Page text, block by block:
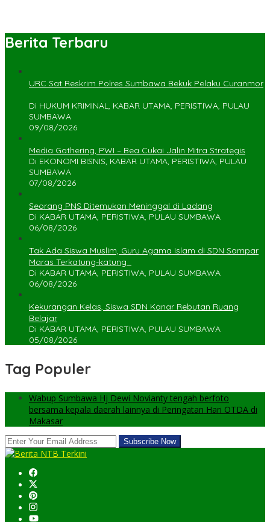
Berita Terbaru
URC Sat Reskrim Polres Sumbawa Bekuk Pelaku Curanmor
Di HUKUM KRIMINAL, KABAR UTAMA, PERISTIWA, PULAU
SUMBAWA
09/08/2026
Media Gathering, PWI – Bea Cukai Jalin Mitra Strategis
Di EKONOMI BISNIS, KABAR UTAMA, PERISTIWA, PULAU
SUMBAWA
07/08/2026
Seorang PNS Ditemukan Meninggal di Ladang
Di KABAR UTAMA, PERISTIWA, PULAU SUMBAWA
06/08/2026
Tak Ada Siswa Muslim, Guru Agama Islam di SDN Sampar
Maras Terkatung-katung ‎
Di KABAR UTAMA, PERISTIWA, PULAU SUMBAWA
06/08/2026
Kekurangan Kelas, Siswa SDN Kanar Rebutan Ruang
Belajar
Di KABAR UTAMA, PERISTIWA, PULAU SUMBAWA
05/08/2026
Tag Populer
Wabup Sumbawa Hj Dewi Novianty tengah berfoto
bersama kepala daerah lainnya di Peringatan Hari OTDA di
Makasar